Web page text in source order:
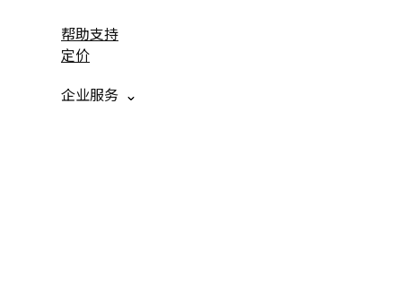
帮助支持
定价
企业服务